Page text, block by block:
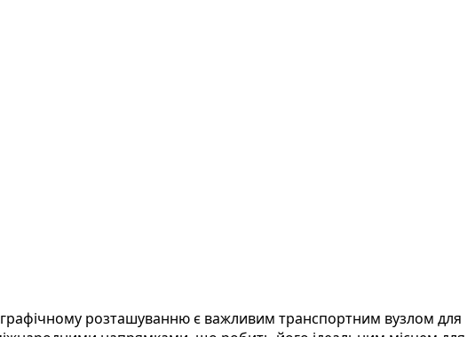
розташуванню є важливим транспортним вузлом для